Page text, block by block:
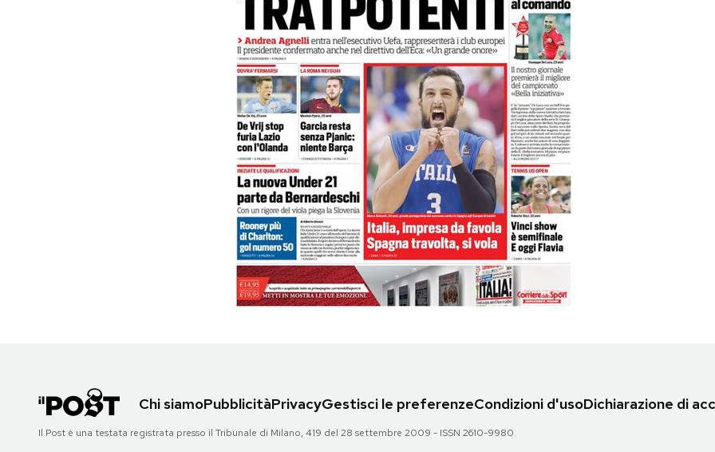
Altrecose
Mondiali calcio 2026
AREA PERSONALE
Chi siamoPubblicitàPrivacyGestisci le preferenzeCondizioni d'usoDichiarazione di
Il Post è una testata registrata presso il Tribunale di Milano, 419 del 28 settembre 2009 - ISSN 2610-9980